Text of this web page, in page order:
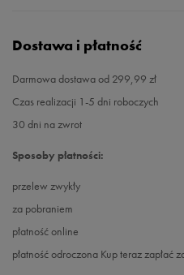
Dostawa i płatność
Darmowa dostawa od 299,99 zł
Czas realizacji 1-5 dni roboczych
30 dni na zwrot
Sposoby płatności:
przelew zwykły
za pobraniem
płatność online
płatność odroczona Kup teraz zapłać